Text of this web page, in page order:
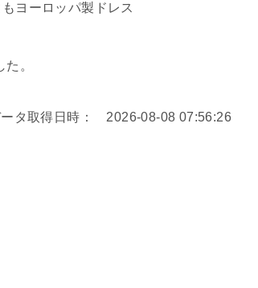
ヨーロッパ製ドレス
。
タ取得日時： 2026-08-08 07:56:26